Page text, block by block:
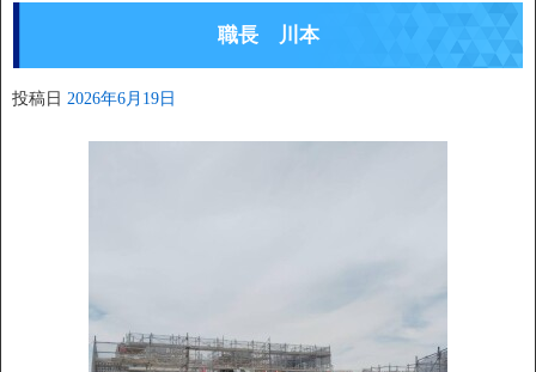
職長 川本
投稿日 2026年6月19日